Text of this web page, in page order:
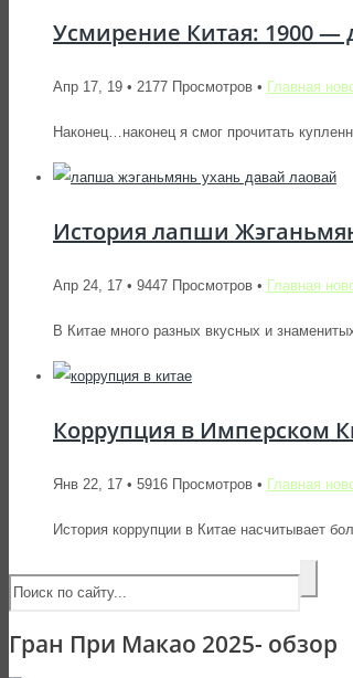
Усмирение Китая: 1900 —
Апр 17, 19 • 2177 Просмотров • Главная
Наконец…наконец я смог прочитать
История лапши
Апр 24, 17 • 9447 Просмотров • Главная
В Китае много разных вкусных и
Коррупция в Имперском
Янв 22, 17 • 5916 Просмотров • Главная
История коррупции в Китае насчитывает
Гран При Макао 2025- обзор